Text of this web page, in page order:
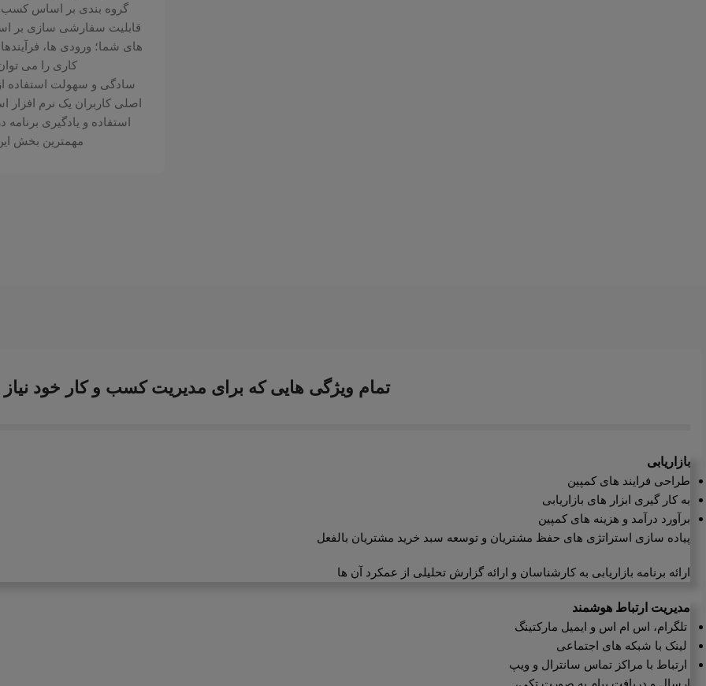
گروه بندی بر اساس کسب
قابلیت سفارشی سازی بر
های شما؛ ورودی ها،
کاری را می
سادگی و سهولت استفاده
اصلی کاربران یک نرم
استفاده و یادگیری برنامه
مهمترین بخش
تمام ویژگی هایی که برای مدیریت کسب و کار خود نیاز
بازاریابی
طراحی فرایند های کمپین
به کار گیری ابزار های بازاریابی
برآورد درآمد و هزینه های کمپین
پیاده سازی استراتژی های حفظ مشتریان و توسعه سبد خرید مشتریان بالفعل
ارائه برنامه بازاریابی به کارشناسان و ارائه گزارش تحلیلی از عمکرد آن ها
مدیریت ارتباط هوشمند
تلگرام، اس ام اس و ایمیل مارکتینگ
لینک با شبکه های اجتماعی
ارتباط با مراکز تماس سانترال و ویپ
ارسال و دریافت پیام به صورت تکی،